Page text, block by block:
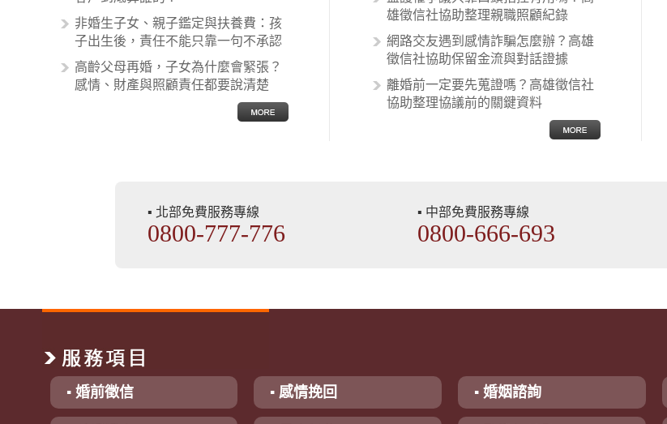
非婚生子女、親子鑑定與扶養費：孩
子出生後，責任不能只靠一句不承認
高齡父母再婚，子女為什麼會緊張？
感情、財產與照顧責任都要說清楚
雄徵信社協助整理親職照顧紀錄
網路交友遇到感情詐騙怎麼辦？高雄
徵信社協助保留金流與對話證據
離婚前一定要先蒐證嗎？高雄徵信社
協助整理協議前的關鍵資料
▪ 北部免費服務專線
0800-777-776
▪ 中部免費服務專線
0800-666-693
▪ 婚前徵信 ▪ 感情挽回 ▪ 婚姻諮詢